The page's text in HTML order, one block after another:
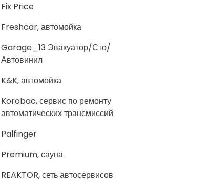
Fix Price
Freshcar, автомойка
Garage_13 Эвакуатор/Сто/
Автовинил
K&K, автомойка
Korobac, сервис по ремонту
автоматических трансмиссий
Palfinger
Premium, сауна
REAKTOR, сеть автосервисов